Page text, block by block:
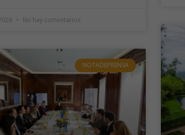
No hay comentarios
NOTADEPRENSA